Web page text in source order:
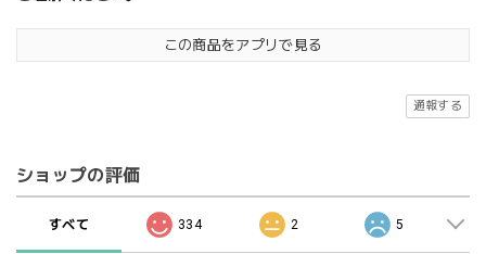
この商品をアプリで見る
通報する
ショップの評価
すべて 334 2 5